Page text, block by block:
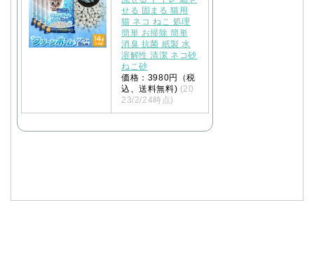
せる 固まる 猫用
猫 ネコ ねこ 処理
簡単 お掃除 簡単
消臭 抗菌 紙製 水
溶解性 清潔 ネコ砂
ねこ砂
価格：3980円（税
込、送料無料) (20
23/2/24時点)